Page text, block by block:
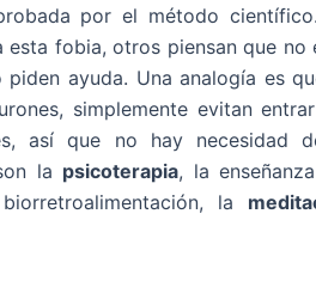
por el método
fobia, otros piensan que no
ayuda. Una analogía es
simplemente evitan
así que no hay necesidad
la psicoterapia, la
la